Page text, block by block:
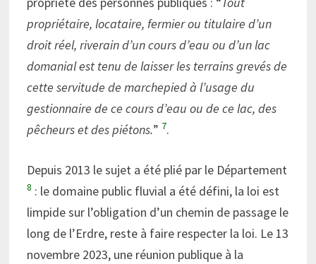
propriétaire, locataire, fermier ou titulaire d’un
droit réel, riverain d’un cours d’eau ou d’un lac
domanial est tenu de laisser les terrains grevés de
cette servitude de marchepied à l’usage du
gestionnaire de ce cours d’eau ou de ce lac, des
pêcheurs et des piétons.” 7.
Depuis 2013 le sujet a été plié par le Département
8 : le domaine public fluvial a été défini, la loi est
limpide sur l’obligation d’un chemin de passage le
long de l’Erdre, reste à faire respecter la loi. Le 13
novembre 2023, une réunion publique à la